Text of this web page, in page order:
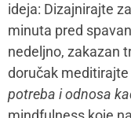
svojim uverenjima,
porodica i drugih
sopstvena, a koja
mogu biti
važno da oba
planiranje za ulogu